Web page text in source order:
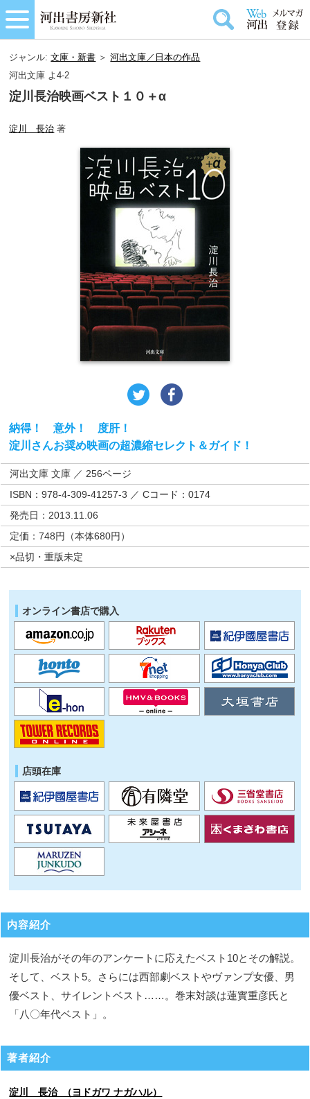
ジャンル:文庫・新書 ＞河出文庫／日本の作品
河出文庫 よ4-2
淀川長治映画ベスト１０＋α
淀川 長治 著
納得！ 意外！ 度肝！
淀川さんお奨め映画の超濃縮セレクト＆ガイド！
河出文庫 文庫 ／ 256ページ
ISBN：978-4-309-41257-3 ／ Cコード：0174
発売日：2013.11.06
定価：748円（本体680円）
×品切・重版未定
オンライン書店で購入
店頭在庫
内容紹介
淀川長治がその年のアンケートに応えたベスト10とその解説。
そして、ベスト5。さらには西部劇ベストやヴァンプ女優、男
優ベスト、サイレントベスト……。巻末対談は蓮實重彦氏と
「八〇年代ベスト」。
著者紹介
淀川 長治 （ヨドガワ ナガハル）